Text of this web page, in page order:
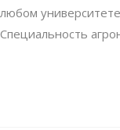
любом
Специальность